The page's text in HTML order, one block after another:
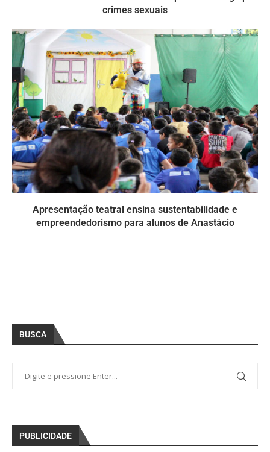
crimes sexuais
Apresentação teatral ensina sustentabilidade e
empreendedorismo para alunos de Anastácio
BUSCA
PUBLICIDADE